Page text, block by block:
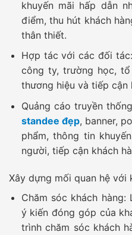
khuyến mãi hấp dẫn
điểm, thu hút khách
thân thiết.
Hợp tác với các đối tác:
công ty, trường học,
thương hiệu và tiếp cận
Quảng cáo truyền
standee đẹp, banner,
phẩm, thông tin
người, tiếp cận khách
Xây dựng mối quan hệ với
Chăm sóc khách hàng:
ý kiến đóng góp của
trình chăm sóc khách